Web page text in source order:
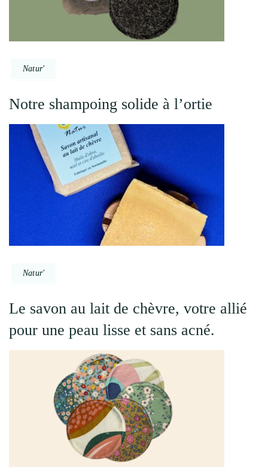
Natur'
Notre shampoing solide à l’ortie
Natur'
Le savon au lait de chèvre, votre allié
pour une peau lisse et sans acné.